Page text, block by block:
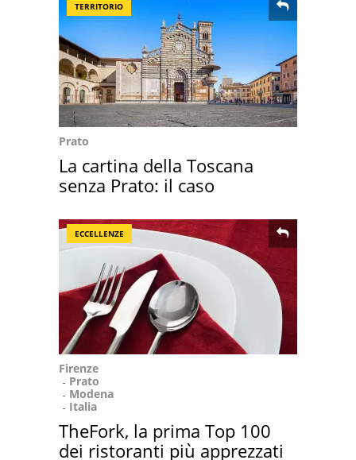
TERRITORIO
Prato
La cartina della Toscana
senza Prato: il caso
ECCELLENZE
Firenze
Prato
Modena
Italia
TheFork, la prima Top 100
dei ristoranti più apprezzati